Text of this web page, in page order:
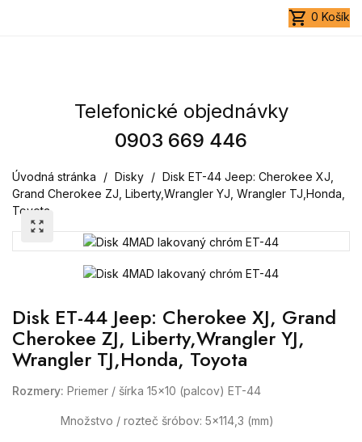
shopping_cart 0 Košík
Telefonické objednávky
0903 669 446
Úvodná stránka Disky
Disk ET-44 Jeep: Cherokee XJ,
Grand Cherokee ZJ, Liberty,Wrangler YJ, Wrangler TJ,Honda,
Toyota
zoom_out_map
Disk ET-44 Jeep: Cherokee XJ, Grand
Cherokee ZJ, Liberty,Wrangler YJ,
Wrangler TJ,Honda, Toyota
Rozmery: Priemer / šírka 15x10 (palcov) ET-44
Množstvo / rozteč šróbov: 5x114,3 (mm)